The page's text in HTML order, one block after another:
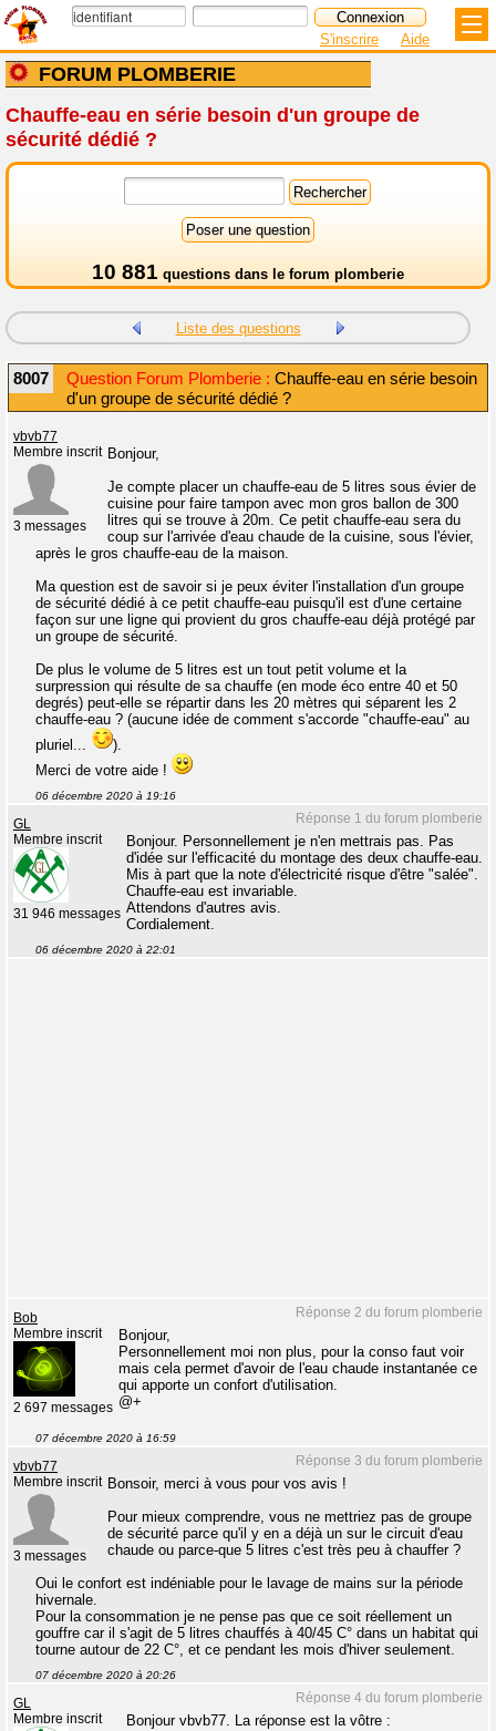
FORUM PLOMBERIE
S'inscrire Aide
Chauffe-eau en série besoin d'un groupe de
sécurité dédié ?
10 881 questions dans le forum plomberie
Liste des questions
8007 Question Forum Plomberie : Chauffe-eau en série besoin
d'un groupe de sécurité dédié ?
vbvb77
Membre inscrit
3 messages
Bonjour,
Je compte placer un chauffe-eau de 5 litres sous évier de
cuisine pour faire tampon avec mon gros ballon de 300
litres qui se trouve à 20m. Ce petit chauffe-eau sera du
coup sur l'arrivée d'eau chaude de la cuisine, sous l'évier,
après le gros chauffe-eau de la maison.
Ma question est de savoir si je peux éviter l'installation d'un groupe
de sécurité dédié à ce petit chauffe-eau puisqu'il est d'une certaine
façon sur une ligne qui provient du gros chauffe-eau déjà protégé par
un groupe de sécurité.
De plus le volume de 5 litres est un tout petit volume et la
surpression qui résulte de sa chauffe (en mode éco entre 40 et 50
degrés) peut-elle se répartir dans les 20 mètres qui séparent les 2
chauffe-eau ? (aucune idée de comment s'accorde "chauffe-eau" au
pluriel...
).
Merci de votre aide !
06 décembre 2020 à 19:16
Réponse 1 du forum plomberie
GL
Membre inscrit
31 946 messages
Bonjour. Personnellement je n'en mettrais pas. Pas
d'idée sur l'efficacité du montage des deux chauffe-eau.
Mis à part que la note d'électricité risque d'être "salée".
Chauffe-eau est invariable.
Attendons d'autres avis.
Cordialement.
06 décembre 2020 à 22:01
Réponse 2 du forum plomberie
Bob
Membre inscrit
2 697 messages
Bonjour,
Personnellement moi non plus, pour la conso faut voir
mais cela permet d'avoir de l'eau chaude instantanée ce
qui apporte un confort d'utilisation.
@+
07 décembre 2020 à 16:59
Réponse 3 du forum plomberie
vbvb77
Membre inscrit
3 messages
Bonsoir, merci à vous pour vos avis !
Pour mieux comprendre, vous ne mettriez pas de groupe
de sécurité parce qu'il y en a déjà un sur le circuit d'eau
chaude ou parce-que 5 litres c'est très peu à chauffer ?
Oui le confort est indéniable pour le lavage de mains sur la période
hivernale.
Pour la consommation je ne pense pas que ce soit réellement un
gouffre car il s'agit de 5 litres chauffés à 40/45 C° dans un habitat qui
tourne autour de 22 C°, et ce pendant les mois d'hiver seulement.
07 décembre 2020 à 20:26
Réponse 4 du forum plomberie
GL
Membre inscrit
Bonjour vbvb77. La réponse est la vôtre :